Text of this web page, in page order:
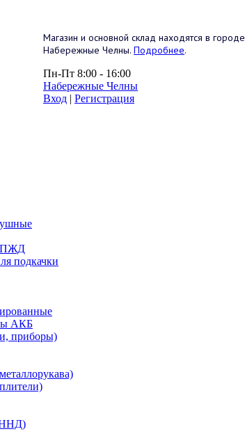
Магазин и основной склад находятся в городе
Набережные Челны. Подробнее.
Пн-Пт 8:00 - 16:00
Набережные Челны
Вход | Регистрация
ПЖД
подкачки
АКБ
приборы)